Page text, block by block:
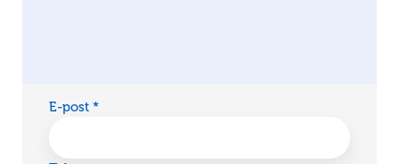
E-post *